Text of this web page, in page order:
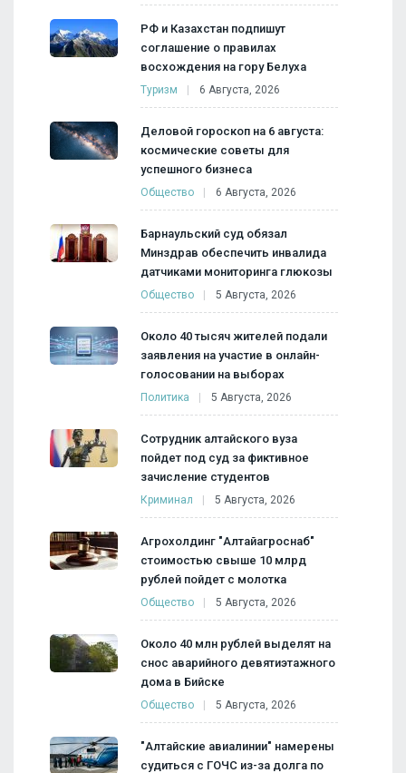
РФ и Казахстан подпишут
соглашение о правилах
восхождения на гору Белуха
Туризм 6 Августа, 2026
Деловой гороскоп на 6 августа:
космические советы для
успешного бизнеса
Общество 6 Августа, 2026
Барнаульский суд обязал
Минздрав обеспечить инвалида
датчиками мониторинга глюкозы
Общество 5 Августа, 2026
Около 40 тысяч жителей подали
заявления на участие в онлайн-
голосовании на выборах
Политика 5 Августа, 2026
Сотрудник алтайского вуза
пойдет под суд за фиктивное
зачисление студентов
Криминал 5 Августа, 2026
Агрохолдинг "Алтайагроснаб"
стоимостью свыше 10 млрд
рублей пойдет с молотка
Общество 5 Августа, 2026
Около 40 млн рублей выделят на
снос аварийного девятиэтажного
дома в Бийске
Общество 5 Августа, 2026
"Алтайские авиалинии" намерены
судиться с ГОЧС из-за долга по